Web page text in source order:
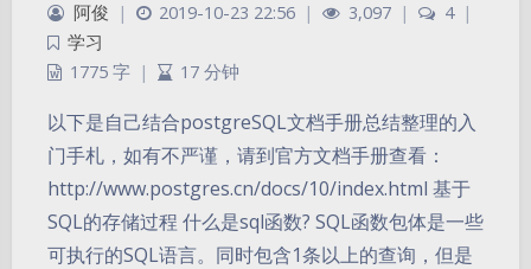
阿俊 | 2019-10-23 22:56 | 3,097 | 4 |
学习
1775 字 | 17 分钟
以下是自己结合postgreSQL文档手册总结整理的入
门手札，如有不严谨，请到官方文档手册查看：
http://www.postgres.cn/docs/10/index.html 基于
SQL的存储过程 什么是sql函数? SQL函数包体是一些
可执行的SQL语言。同时包含1条以上的查询，但是